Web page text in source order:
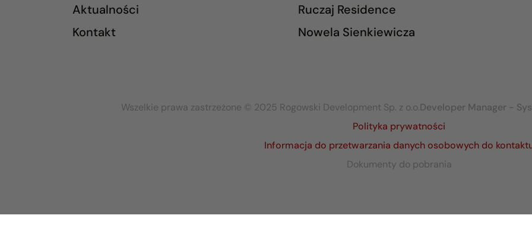
Aktualności
Kontakt
Ruczaj Residence
Nowela Sienkiewicza
Wszelkie prawa zastrzeżone © 2025 Rogowski Development Sp. z o.o.Developer Manager -
Polityka prywatności
Informacja do przetwarzania danych osobowych do
Dokumenty do pobrania